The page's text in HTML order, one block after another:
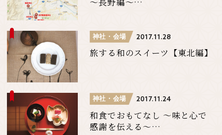
神社・会場 2017.11.28
旅する和のスイーツ【東北編】
神社・会場 2017.11.24
和食でおもてなし 〜味と心で
感謝を伝える〜…